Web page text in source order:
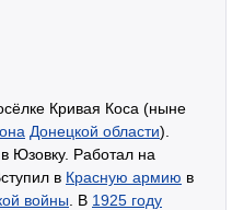
Кривая Коса (ныне
Донецкой области).
Юзовку. Работал на
в Красную армию в
войны . В 1925 году